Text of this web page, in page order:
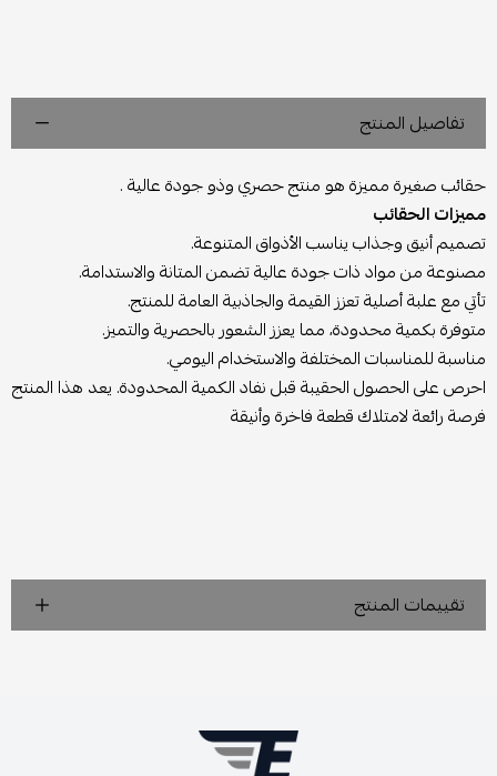
تفاصيل المنتج
حقائب صغيرة مميزة هو منتج حصري وذو جودة عالية .
مميزات الحقائب
تصميم أنيق وجذاب يناسب الأذواق المتنوعة.
مصنوعة من مواد ذات جودة عالية تضمن المتانة والاستدامة.
تأتي مع علبة أصلية تعزز القيمة والجاذبية العامة للمنتج.
متوفرة بكمية محدودة، مما يعزز الشعور بالحصرية والتميز.
مناسبة للمناسبات المختلفة والاستخدام اليومي.
احرص على الحصول الحقيبة قبل نفاد الكمية المحدودة. يعد هذا المنتج
فرصة رائعة لامتلاك قطعة فاخرة وأنيقة
تقييمات المنتج